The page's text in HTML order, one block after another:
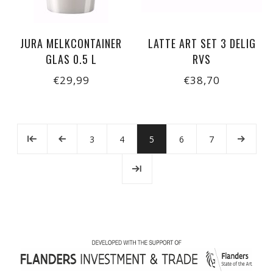
JURA MELKCONTAINER
GLAS 0.5 L
€29,99
LATTE ART SET 3 DELIG
RVS
€38,70
3 4 5 6 7